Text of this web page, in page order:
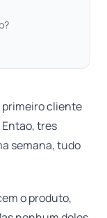
primeiro cliente
tres
semana, tudo
o produto,